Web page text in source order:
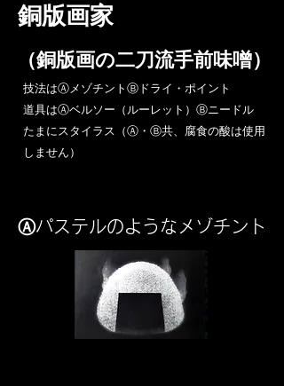
​銅版画家
​（銅版画の二刀流手前味噌）
​技法はⒶメゾチントⒷドライ・ポイント
道具はⒶベルソー（ルーレット）Ⓑニードル
​たまにスタイラス（Ⓐ・Ⓑ共、腐食の酸は使用
しません）
Ⓐパステルのようなメゾチント